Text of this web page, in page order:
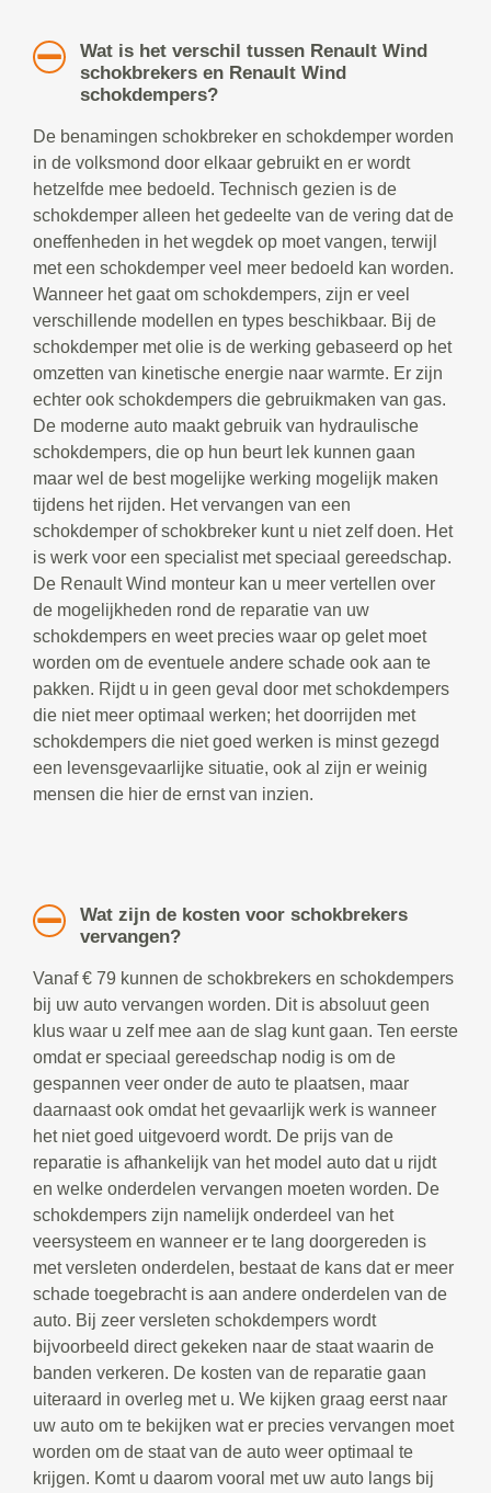
Wat is het verschil tussen Renault Wind
schokbrekers en Renault Wind
schokdempers?
De benamingen schokbreker en schokdemper worden
in de volksmond door elkaar gebruikt en er wordt
hetzelfde mee bedoeld. Technisch gezien is de
schokdemper alleen het gedeelte van de vering dat de
oneffenheden in het wegdek op moet vangen, terwijl
met een schokdemper veel meer bedoeld kan worden.
Wanneer het gaat om schokdempers, zijn er veel
verschillende modellen en types beschikbaar. Bij de
schokdemper met olie is de werking gebaseerd op het
omzetten van kinetische energie naar warmte. Er zijn
echter ook schokdempers die gebruikmaken van gas.
De moderne auto maakt gebruik van hydraulische
schokdempers, die op hun beurt lek kunnen gaan
maar wel de best mogelijke werking mogelijk maken
tijdens het rijden. Het vervangen van een
schokdemper of schokbreker kunt u niet zelf doen. Het
is werk voor een specialist met speciaal gereedschap.
De Renault Wind monteur kan u meer vertellen over
de mogelijkheden rond de reparatie van uw
schokdempers en weet precies waar op gelet moet
worden om de eventuele andere schade ook aan te
pakken. Rijdt u in geen geval door met schokdempers
die niet meer optimaal werken; het doorrijden met
schokdempers die niet goed werken is minst gezegd
een levensgevaarlijke situatie, ook al zijn er weinig
mensen die hier de ernst van inzien.
Wat zijn de kosten voor schokbrekers
vervangen?
Vanaf € 79 kunnen de schokbrekers en schokdempers
bij uw auto vervangen worden. Dit is absoluut geen
klus waar u zelf mee aan de slag kunt gaan. Ten eerste
omdat er speciaal gereedschap nodig is om de
gespannen veer onder de auto te plaatsen, maar
daarnaast ook omdat het gevaarlijk werk is wanneer
het niet goed uitgevoerd wordt. De prijs van de
reparatie is afhankelijk van het model auto dat u rijdt
en welke onderdelen vervangen moeten worden. De
schokdempers zijn namelijk onderdeel van het
veersysteem en wanneer er te lang doorgereden is
met versleten onderdelen, bestaat de kans dat er meer
schade toegebracht is aan andere onderdelen van de
auto. Bij zeer versleten schokdempers wordt
bijvoorbeeld direct gekeken naar de staat waarin de
banden verkeren. De kosten van de reparatie gaan
uiteraard in overleg met u. We kijken graag eerst naar
uw auto om te bekijken wat er precies vervangen moet
worden om de staat van de auto weer optimaal te
krijgen. Komt u daarom vooral met uw auto langs bij